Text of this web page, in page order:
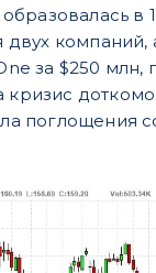
в
двух компаний,
за $250 млн,
поглощения